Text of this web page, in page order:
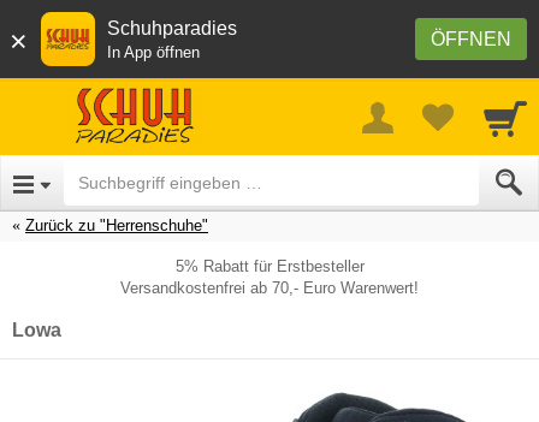
× ÖFFNEN
Schuhparadies
In App öffnen
Zurück zu "Herrenschuhe"
5% Rabatt für Erstbesteller
Versandkostenfrei ab 70,- Euro Warenwert!
Lowa